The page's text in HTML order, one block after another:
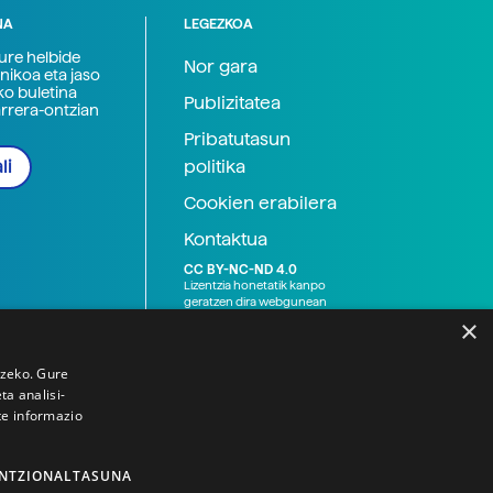
helbide
eta jaso
buletina
ontzian
LEGEZKOA
Nor gara
Publizitatea
Pribatutasun
politika
Cookien erabilera
Kontaktua
CC BY-NC-ND 4.0
Lizentzia honetatik kanpo
geratzen dira webgunean
×
Gure
analisi-
informazio